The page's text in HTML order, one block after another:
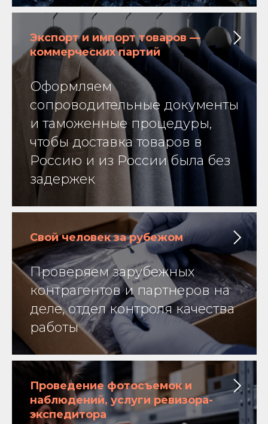
Экспорт и импорт товаров —
коммерческих партий
Оформляем
сопроводительные документы
и таможенные процедуры,
чтобы доставка товаров в
Россию и из России была без
задержек
Свой человек за рубежом
Проверяем зарубежных
контрагентов и партнеров на
деле, отдел контроля качества
работы
Проведение фотосъемок и
наблюдений, услуги ревизора-
экспедитора